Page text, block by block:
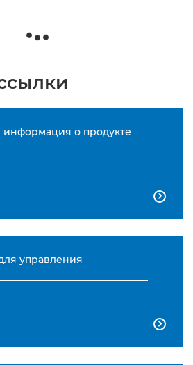
информация о продукте

управления
